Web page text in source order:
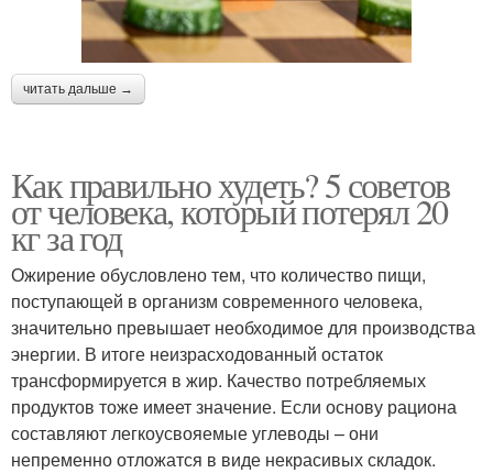
читать дальше →
Как правильно худеть? 5 советов
от человека, который потерял 20
кг за год
Ожирение обусловлено тем, что количество пищи,
поступающей в организм современного человека,
значительно превышает необходимое для производства
энергии. В итоге неизрасходованный остаток
трансформируется в жир. Качество потребляемых
продуктов тоже имеет значение. Если основу рациона
составляют легкоусвояемые углеводы – они
непременно отложатся в виде некрасивых складок.